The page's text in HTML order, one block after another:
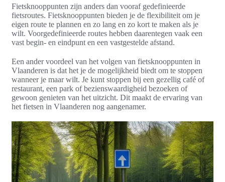
Fietsknooppunten zijn anders dan vooraf gedefinieerde
fietsroutes. Fietsknooppunten bieden je de flexibiliteit om je
eigen route te plannen en zo lang en zo kort te maken als je
wilt. Voorgedefinieerde routes hebben daarentegen vaak een
vast begin- en eindpunt en een vastgestelde afstand.
Een ander voordeel van het volgen van fietsknooppunten in
Vlaanderen is dat het je de mogelijkheid biedt om te stoppen
wanneer je maar wilt. Je kunt stoppen bij een gezellig café of
restaurant, een park of bezienswaardigheid bezoeken of
gewoon genieten van het uitzicht. Dit maakt de ervaring van
het fietsen in Vlaanderen nog aangenamer.